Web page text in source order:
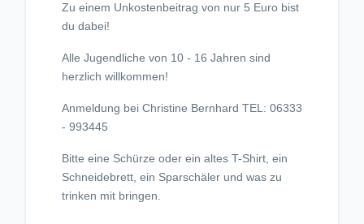
Zu einem Unkostenbeitrag von nur 5 Euro bist
du dabei!
Alle Jugendliche von 10 - 16 Jahren sind
herzlich willkommen!
Anmeldung bei Christine Bernhard TEL: 06333
- 993445
Bitte eine Schürze oder ein altes T-Shirt, ein
Schneidebrett, ein Sparschäler und was zu
trinken mit bringen.